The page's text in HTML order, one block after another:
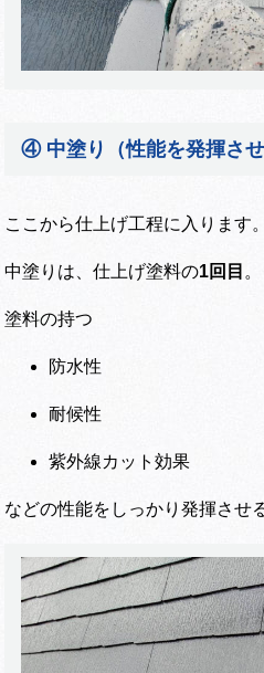
④ 中塗り（性能を発揮させ
ここから仕上げ工程に入ります。
中塗りは、仕上げ塗料の1回目 。
塗料の持つ
防水性
耐候性
紫外線カット効果
などの性能をしっかり発揮させ